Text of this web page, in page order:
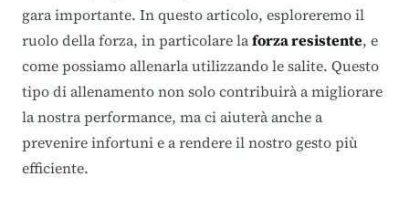
gara importante. In questo articolo, esploreremo il
ruolo della forza, in particolare laforza resistente, e
come possiamo allenarla utilizzando le salite. Questo
tipo di allenamento non solo contribuirà a migliorare
la nostra performance, ma ci aiuterà anche a
prevenire infortuni e a rendere il nostro gesto più
efficiente.